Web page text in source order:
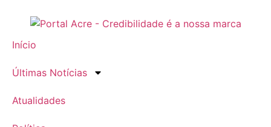
Início
Últimas Notícias
Atualidades